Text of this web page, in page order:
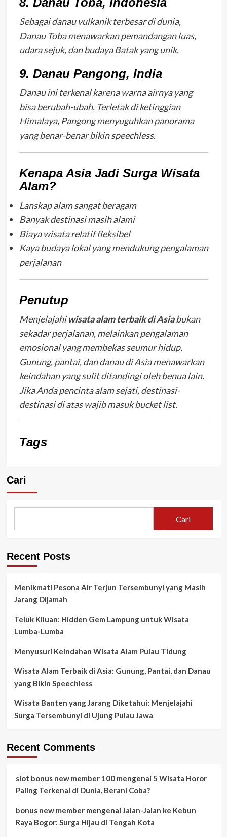
Sebagai danau vulkanik terbesar di dunia,
Danau Toba menawarkan pemandangan luas,
udara sejuk, dan budaya Batak yang unik.
9. Danau Pangong, India
Danau ini terkenal karena warna airnya yang
bisa berubah-ubah. Terletak di ketinggian
Himalaya, Pangong menyuguhkan panorama
yang benar-benar bikin speechless.
Kenapa Asia Jadi Surga Wisata
Alam?
Lanskap alam sangat beragam
Banyak destinasi masih alami
Biaya wisata relatif fleksibel
Kaya budaya lokal yang mendukung pengalaman
perjalanan
Penutup
Menjelajahiwisata alam terbaik di Asiabukan
sekadar perjalanan, melainkan pengalaman
emosional yang membekas seumur hidup.
Gunung, pantai, dan danau di Asia menawarkan
keindahan yang sulit ditandingi oleh benua lain.
Jika Anda pencinta alam sejati, destinasi-
destinasi di atas wajib masuk bucket list.
Tags
Cari
Cari
Recent Posts
Menikmati Pesona Air Terjun Tersembunyi yang Masih
Jarang Dijamah
Teluk Kiluan: Hidden Gem Lampung untuk Wisata
Lumba-Lumba
Menyusuri Keindahan Wisata Alam Pulau Tidung
Wisata Alam Terbaik di Asia: Gunung, Pantai, dan Danau
yang Bikin Speechless
Wisata Banten yang Jarang Diketahui: Menjelajahi
Surga Tersembunyi di Ujung Pulau Jawa
Recent Comments
slot bonus new member 100mengenai 5 Wisata Horor
Paling Terkenal di Dunia, Berani Coba?
bonus new membermengenai Jalan-Jalan ke Kebun
Raya Bogor: Surga Hijau di Tengah Kota